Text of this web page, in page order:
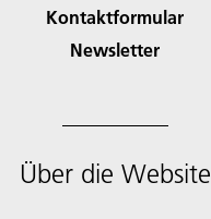
Kontaktformular
Newsletter
Über die Website